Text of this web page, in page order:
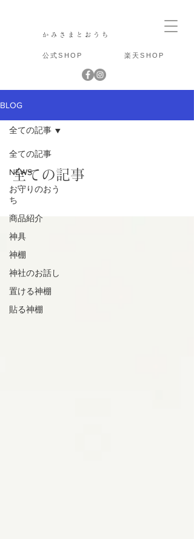
かみさまとおうち
公式SHOP 楽天SHOP
BLOG
全ての記事
NEWS
お守りのおう
ち
商品紹介
神具
神棚
神社のお話し
置ける神棚
貼る神棚
全ての記事
全ての記事